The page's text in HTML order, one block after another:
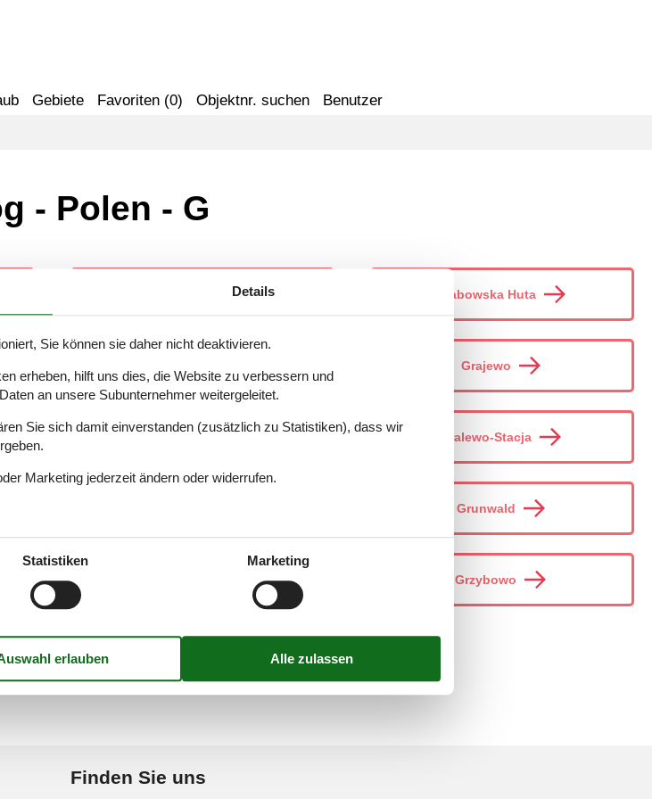
Gebiete Favoriten (0) Objektnr. suchen Benutzer
- Polen - G
Golczewo
Grabowska Huta
Grajewo
Gralewo-Stacja
Grunwald
Grzybowo
Finden Sie uns
Details
Sie können sie daher nicht deaktivieren.
erheben, hilft uns dies, die Website zu verbessern und
an unsere Subunternehmer weitergeleitet.
Sie sich damit einverstanden (zusätzlich zu Statistiken), dass wir
Marketing jederzeit ändern oder widerrufen.
Statistiken Marketing